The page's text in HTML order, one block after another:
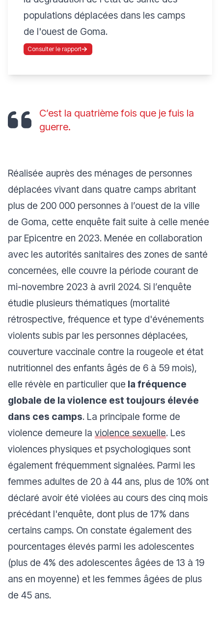
populations déplacées dans les camps
de l'ouest de Goma.
Consulter le rapport
C’est la quatrième fois que je fuis la
guerre.
Réalisée auprès des ménages de personnes
déplacées vivant dans quatre camps abritant
plus de 200 000 personnes à l’ouest de la ville
de Goma, cette enquête fait suite à celle menée
par Epicentre en 2023. Menée en collaboration
avec les autorités sanitaires des zones de santé
concernées, elle couvre la période courant de
mi-novembre 2023 à avril 2024. Si l’enquête
étudie plusieurs thématiques (mortalité
rétrospective, fréquence et type d'événements
violents subis par les personnes déplacées,
couverture vaccinale contre la rougeole et état
nutritionnel des enfants âgés de 6 à 59 mois),
elle révèle en particulier que la fréquence
globale de la violence est toujours élevée
dans ces camps. La principale forme de
violence demeure la violence sexuelle. Les
violences physiques et psychologiques sont
également fréquemment signalées. Parmi les
femmes adultes de 20 à 44 ans, plus de 10% ont
déclaré avoir été violées au cours des cinq mois
précédant l'enquête, dont plus de 17% dans
certains camps. On constate également des
pourcentages élevés parmi les adolescentes
(plus de 4% des adolescentes âgées de 13 à 19
ans en moyenne) et les femmes âgées de plus
de 45 ans.